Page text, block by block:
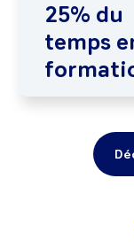
25% du
temps